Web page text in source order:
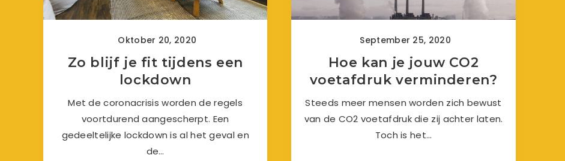
Oktober 20, 2020
Zo blijf je fit tijdens een
lockdown
Met de coronacrisis worden de regels
voortdurend aangescherpt. Een
gedeeltelijke lockdown is al het geval en
de…
September 25, 2020
Hoe kan je jouw CO2
voetafdruk verminderen?
Steeds meer mensen worden zich bewust
van de CO2 voetafdruk die zij achter laten.
Toch is het…